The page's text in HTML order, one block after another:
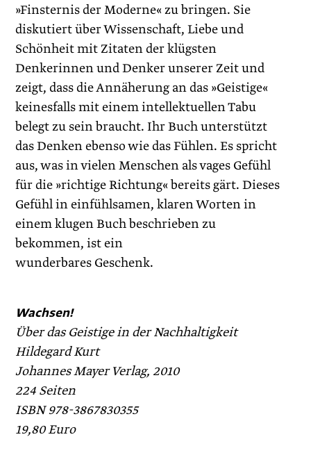
»Finsternis der Moderne« zu bringen. Sie
diskutiert über Wissenschaft, Liebe und
Schönheit mit Zitaten der klügsten
Denkerinnen und Denker unserer Zeit und
zeigt, dass die Annäherung an das »Geistige«
keinesfalls mit einem intellektuellen Tabu
belegt zu sein braucht. Ihr Buch unterstützt
das Denken ebenso wie das Fühlen. Es spricht
aus, was in vielen Menschen als vages Gefühl
für die »richtige Richtung« bereits gärt. Dieses
Gefühl in einfühlsamen, klaren Worten in
einem klugen Buch beschrieben zu
bekommen, ist ein
wunderbares Geschenk.
Wachsen!
Über das Geistige in der Nachhaltigkeit
Hildegard Kurt
Johannes Mayer Verlag, 2010
224 Seiten
ISBN 978-3867830355
19,80 Euro